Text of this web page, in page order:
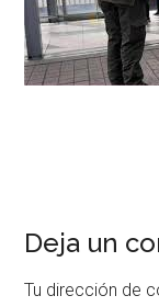
Deja un
Tu dirección de